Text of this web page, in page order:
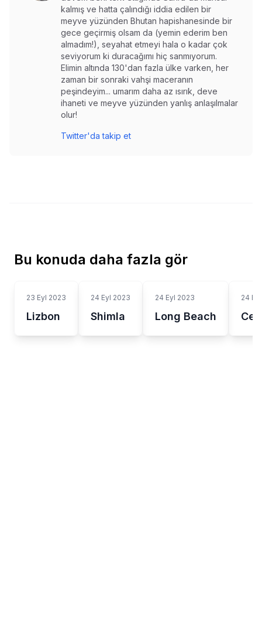
kalmış ve hatta çalındığı iddia edilen bir
meyve yüzünden Bhutan hapishanesinde bir
gece geçirmiş olsam da (yemin ederim ben
almadım!), seyahat etmeyi hala o kadar çok
seviyorum ki duracağımı hiç sanmıyorum.
Elimin altında 130'dan fazla ülke varken, her
zaman bir sonraki vahşi maceranın
peşindeyim... umarım daha az ısırık, deve
ihaneti ve meyve yüzünden yanlış anlaşılmalar
olur!
Twitter'da takip et
Bu konuda daha fazla gör
23 Eyl 2023
Lizbon
24 Eyl 2023
Shimla
24 Eyl 2023
Long Beach
24